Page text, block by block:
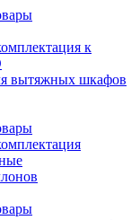
к
вытяжных шкафов